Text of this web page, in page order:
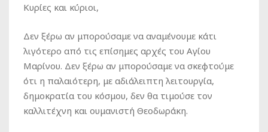
Κυρίες και κύριοι,
Δεν ξέρω αν μπορούσαμε να αναμένουμε κάτι
λιγότερο από τις επίσημες αρχές του Αγίου
Μαρίνου. Δεν ξέρω αν μπορούσαμε να σκεφτούμε
ότι η παλαιότερη, με αδιάλειπτη λειτουργία,
δημοκρατία του κόσμου, δεν θα τιμούσε τον
καλλιτέχνη και ουμανιστή Θεοδωράκη.